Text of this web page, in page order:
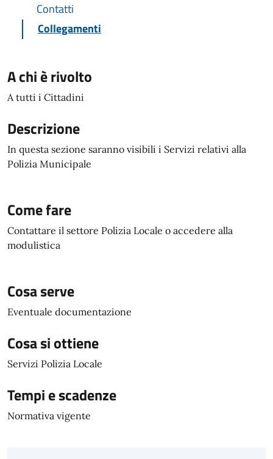
Contatti
Collegamenti
A chi è rivolto
A tutti i Cittadini
Descrizione
In questa sezione saranno visibili i Servizi relativi alla
Polizia Municipale
Come fare
Contattare il settore Polizia Locale o accedere alla
modulistica
Cosa serve
Eventuale documentazione
Cosa si ottiene
Servizi Polizia Locale
Tempi e scadenze
Normativa vigente